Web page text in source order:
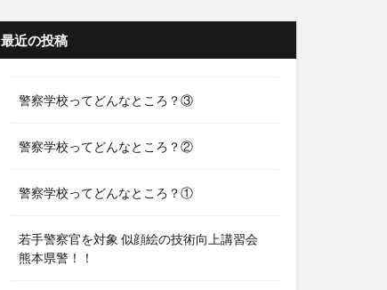
最近の投稿
警察学校ってどんなところ？③
警察学校ってどんなところ？②
警察学校ってどんなところ？①
若手警察官を対象 似顔絵の技術向上講習会
熊本県警！！